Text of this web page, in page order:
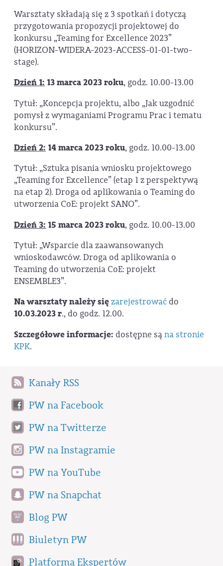
Warsztaty składają się z 3 spotkań i dotyczą
przygotowania propozycji projektowej do
konkursu „Teaming for Excellence 2023”
(HORIZON-WIDERA-2023-ACCESS-01-01-two-
stage).
Dzień 1: 13 marca 2023 roku, godz. 10.00-13.00
Tytuł: „Koncepcja projektu, albo „Jak uzgodnić
pomysł z wymaganiami Programu Prac i tematu
konkursu”.
Dzień 2: 14 marca 2023 roku, godz. 10.00-13.00
Tytuł: „Sztuka pisania wniosku projektowego
„Teaming for Excellence” (etap 1 z perspektywą
na etap 2). Droga od aplikowania o Teaming do
utworzenia CoE: projekt SANO”.
Dzień 3: 15 marca 2023 roku, godz. 10.00-13.00
Tytuł: „Wsparcie dla zaawansowanych
wnioskodawców. Droga od aplikowania o
Teaming do utworzenia CoE: projekt
ENSEMBLE3”.
Na warsztaty należy sięzarejestrować do
10.03.2023 r., do godz. 12.00.
Szczegółowe informacje: dostępne sąna stronie
KPK.
Kanały RSS
PW na Facebook
PW na Twitterze
PW na Instagramie
PW na YouTube
PW na Snapchat
Blog PW
Biuletyn PW
Platforma Ekspertów